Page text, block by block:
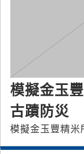
模擬金玉
古蹟防災
模擬金玉豐精